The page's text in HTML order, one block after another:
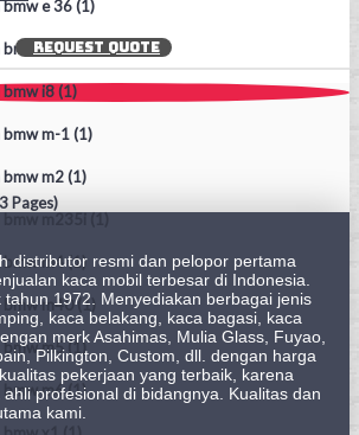
bmw e 36 (1)
bmw e 90 (1)
bmw i8 (1)
bmw m-1 (1)
bmw m2 (1)
bmw m4 (1)
bmw m40 (1)
bmw m5 (1)
bmw m6 (1)
REQUEST QUOTE
Pages)
distributor resmi dan pelopor pertama
kaca mobil terbesar di Indonesia.
tahun 1972. Menyediakan berbagai jenis
kaca belakang, kaca bagasi, kaca
merk Asahimas, Mulia Glass, Fuyao,
Pilkington, Custom, dll. dengan harga
pekerjaan yang terbaik, karena
profesional di bidangnya. Kualitas dan
kami.